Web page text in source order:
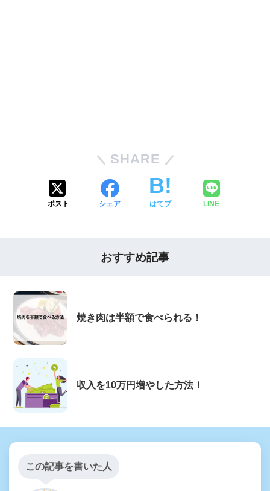
SHARE
ポスト シェア はてブ LINE
おすすめ記事
焼き肉は半額で食べられる！
収入を10万円増やした方法！
この記事を書いた人